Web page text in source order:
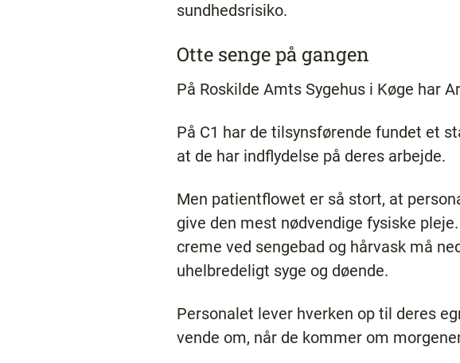
sundhedsrisiko.
Otte senge på gangen
På Roskilde Amts Sygehus i Køge har
På C1 har de tilsynsførende fundet et
at de har indflydelse på deres arbejde.
Men patientflowet er så stort, at
give den mest nødvendige fysiske
creme ved sengebad og hårvask må
uhelbredeligt syge og døende.
Personalet lever hverken op til deres
vende om, når de kommer om